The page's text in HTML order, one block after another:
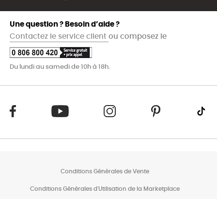
Une question ? Besoin d’aide ?
Contactez le service client ou composez le
Du lundi au samedi de 10h à 18h.
Conditions Générales de Vente
Conditions Générales d'Utilisation de la Marketplace